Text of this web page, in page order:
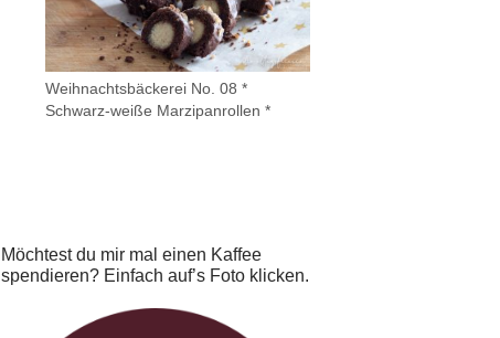
Weihnachtsbäckerei No. 08 *
Schwarz-weiße Marzipanrollen *
Möchtest du mir mal einen Kaffee
spendieren? Einfach auf’s Foto klicken.